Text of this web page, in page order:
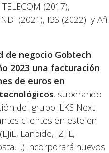
(2017),
(2021), I3S (2022) y Afi
de negocio Gobtech
2023 una facturación
de euros en
, superando
del grupo. LKS Next
clientes en este en
Lanbide, IZFE,
incorporará nuevos